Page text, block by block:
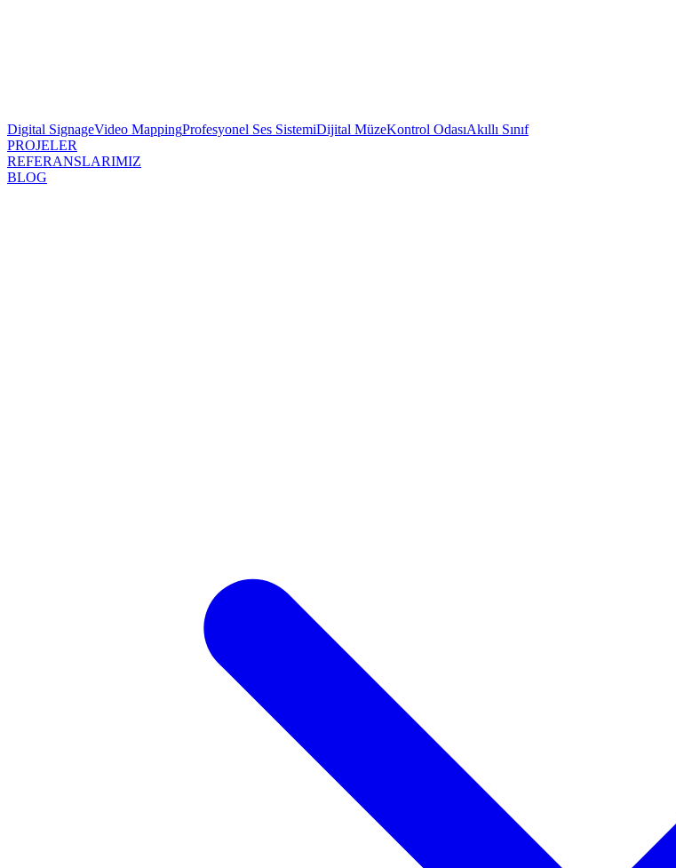
Digital SignageVideo MappingProfesyonel Ses SistemiDijital MüzeKontrol OdasıAkıllı Sınıf
PROJELER
REFERANSLARIMIZ
BLOG